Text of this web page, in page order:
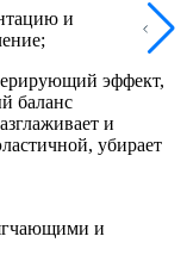
и
эффект,
баланс
и
убирает
и